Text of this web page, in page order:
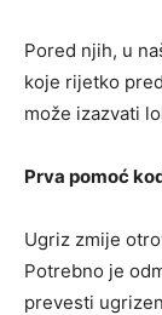
Pored njih, u
koje rijetko
može izazvati
Prva pomoć
Ugriz zmije
Potrebno je
prevesti